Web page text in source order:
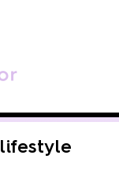
lifestyle